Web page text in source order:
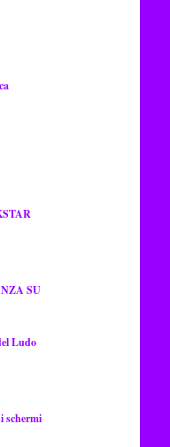
SU
Ludo
schermi